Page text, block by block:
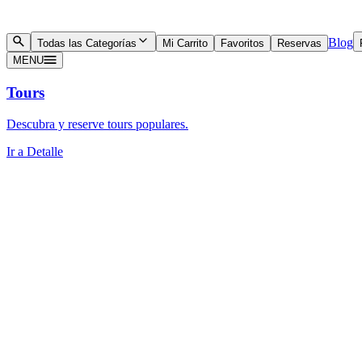
Todas las Categorías Mi Carrito Favoritos Reservas Blog
MENU
Tours
Descubra y reserve tours populares.
Ir a Detalle